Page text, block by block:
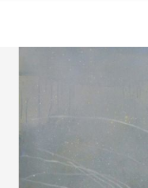
법인 고객
작가공모